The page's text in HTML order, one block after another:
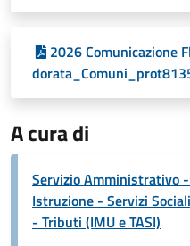
2026 Comunicazione
A cura di
Servizio Amministrativo
Istruzione - Servizi
- Tributi (IMU e TASI)